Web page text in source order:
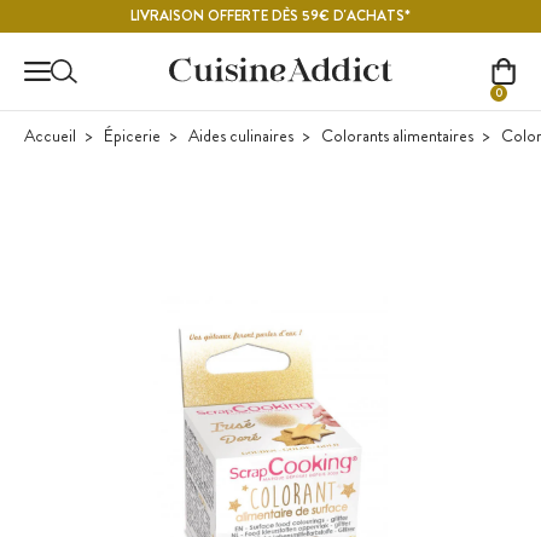
LIVRAISON OFFERTE DÈS 59€ D'ACHATS*
0
Accueil Épicerie Aides culinaires Colorants alimentaires